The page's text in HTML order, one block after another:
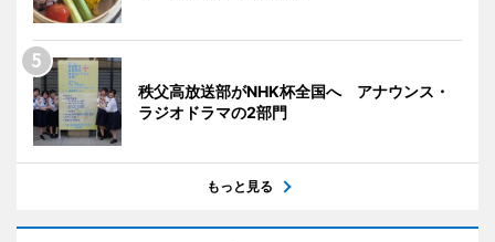
秩父高放送部がNHK杯全国へ アナウンス・
ラジオドラマの2部門
もっと見る